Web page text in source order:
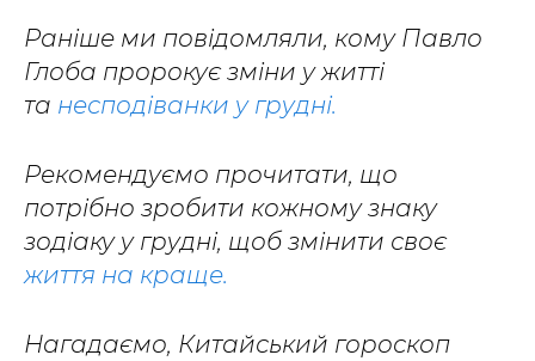
Раніше ми повідомляли, кому Павло
Глоба пророкує зміни у житті
та несподіванки у грудні.
Рекомендуємо прочитати, що
потрібно зробити кожному знаку
зодіаку у грудні, щоб змінити своє
життя на краще.
Нагадаємо, Китайський гороскоп